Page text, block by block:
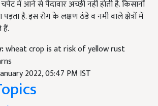
में आने से पैदावार अच्छी नहीं होती है. किसानों
है. इस रोग के लक्षण ठंडे व नमी वाले क्षेत्रों में
हैं.
wheat crop is at risk of yellow rust
2022, 05:47 PM IST